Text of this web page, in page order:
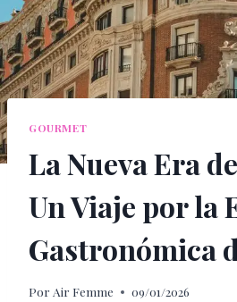
GOURMET
La Nueva Era
Un Viaje por la
Gastronómica
Por Air Femme 09/01/2026